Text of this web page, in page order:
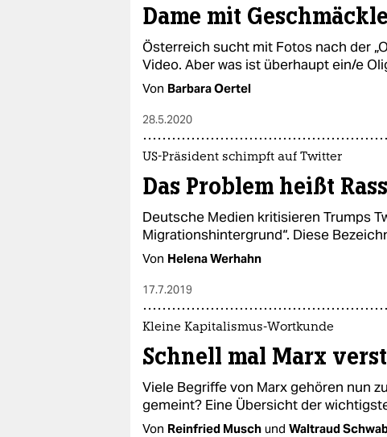
Dame mit
Österreich sucht mit Fotos nach der
Video. Aber was ist überhaupt ein/e
Von Barbara Oertel
28.5.2020
US-Präsident schimpft auf Twitter
Das Problem heißt
Deutsche Medien kritisieren Trumps
Migrationshintergrund“. Diese
Von Helena Werhahn
17.7.2019
Kleine Kapitalismus-Wortkunde
Schnell mal Marx
Viele Begriffe von Marx gehören nun
gemeint? Eine Übersicht der
Von Reinfried Musch und Waltraud